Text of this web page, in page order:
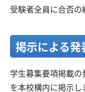
学生生活
国際交流
研究・産学連携
教育・研究施設
受験者全員に合否の
掲示による発
学生募集要項掲載
を本校構内に掲示し